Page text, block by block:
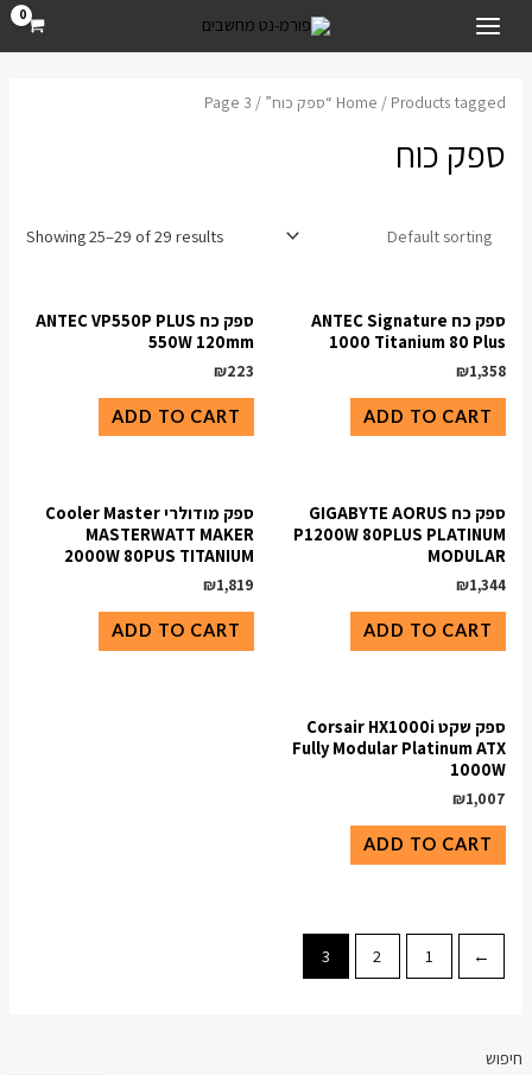
לתוכן
MAIN
חיפוש
i
r
c
a
c
Home / Products tagged “ספק כוח” / Page 3
ספק כוח
Showing 25–29 of 29 results
ספק כח ANTEC Signature
1000 Titanium 80 Plus
₪1,358
ADD TO CART
ספק כח ANTEC VP550P PLUS
550W 120mm
₪223
ADD TO CART
ספק כח GIGABYTE AORUS
P1200W 80PLUS PLATINUM
MODULAR
₪1,344
ADD TO CART
ספק מודולרי Cooler Master
MASTERWATT MAKER
2000W 80PUS TITANIUM
₪1,819
ADD TO CART
ספק שקט Corsair HX1000i
Fully Modular Platinum ATX
1000W
₪1,007
ADD TO CART
→
1
2
3